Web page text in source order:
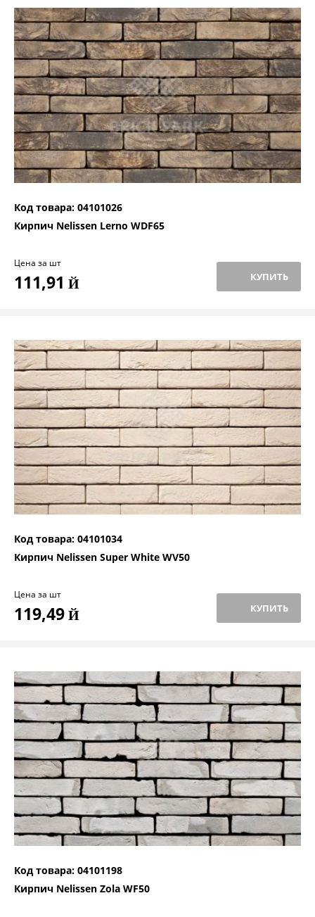
Код товара: 04101026
Кирпич Nelissen Lerno WDF65
Цена за шт
111,91 Й КУПИТЬ
Код товара: 04101034
Кирпич Nelissen Super White WV50
Цена за шт
119,49 Й КУПИТЬ
Код товара: 04101198
Кирпич Nelissen Zola WF50